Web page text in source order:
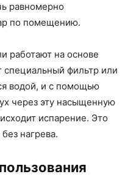
равномерно
по помещению.
работают на основе
фильтр или
водой, и с помощью
через эту насыщенную
испарение. Это
нагрева.